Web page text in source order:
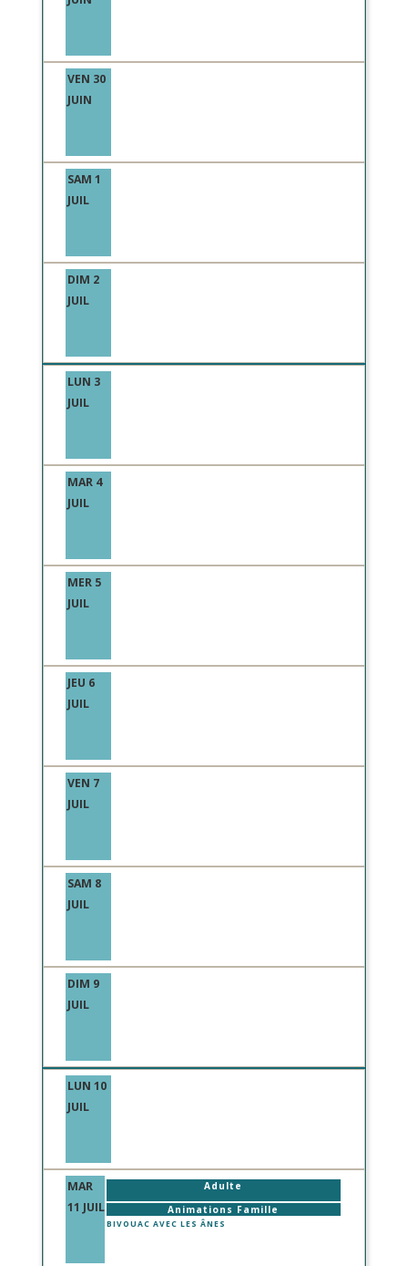
VEN 30
JUIN
SAM 1
JUIL
DIM 2
JUIL
LUN 3
JUIL
MAR 4
JUIL
MER 5
JUIL
JEU 6
JUIL
VEN 7
JUIL
SAM 8
JUIL
DIM 9
JUIL
LUN 10
JUIL
MAR
11 JUIL
Adulte
Animations Famille
BIVOUAC AVEC LES ÂNES